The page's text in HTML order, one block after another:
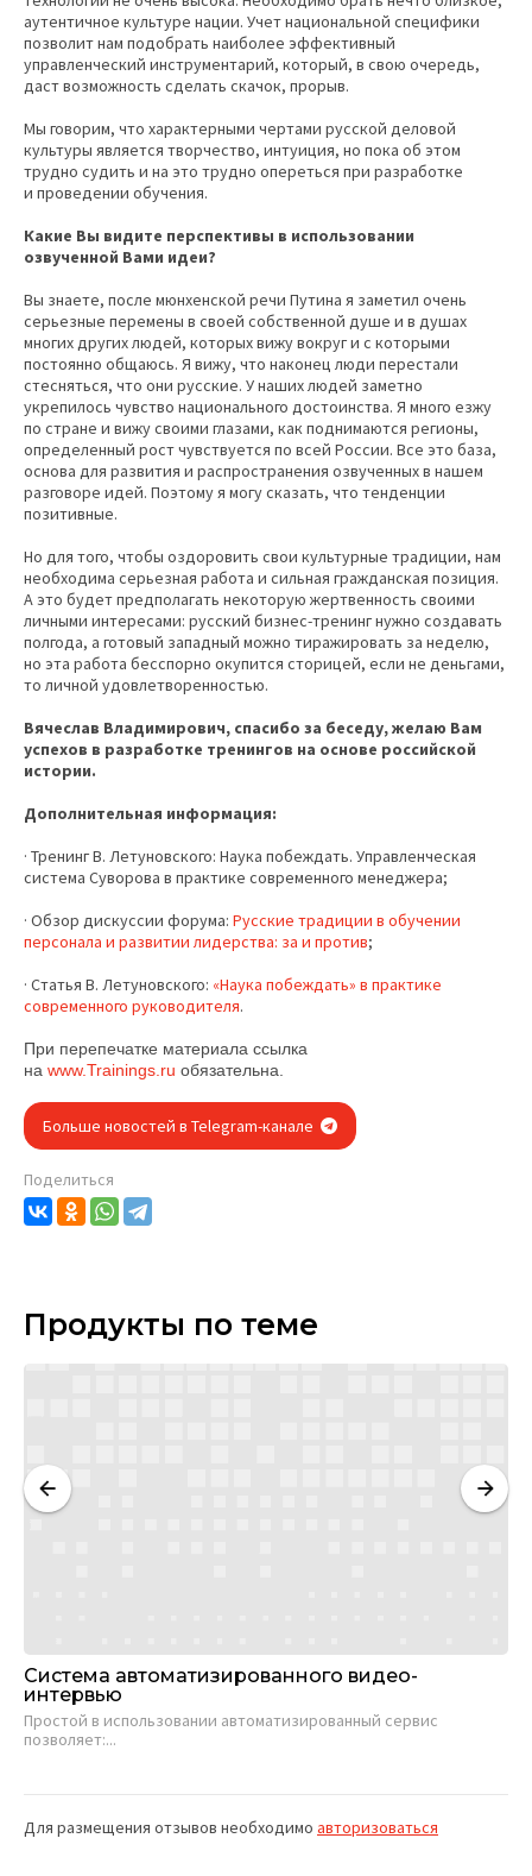
аутентичное культуре нации. Учет национальной специфики
позволит нам подобрать наиболее эффективный
управленческий инструментарий, который, в свою очередь,
даст возможность сделать скачок, прорыв.
Мы говорим, что характерными чертами русской деловой
культуры является творчество, интуиция, но пока об этом
трудно судить и на это трудно опереться при разработке
и проведении обучения.
Какие Вы видите перспективы в использовании
озвученной Вами идеи?
Вы знаете, после мюнхенской речи Путина я заметил очень
серьезные перемены в своей собственной душе и в душах
многих других людей, которых вижу вокруг и с которыми
постоянно общаюсь. Я вижу, что наконец люди перестали
стесняться, что они русские. У наших людей заметно
укрепилось чувство национального достоинства. Я много езжу
по стране и вижу своими глазами, как поднимаются регионы,
определенный рост чувствуется по всей России. Все это база,
основа для развития и распространения озвученных в нашем
разговоре идей. Поэтому я могу сказать, что тенденции
позитивные.
Но для того, чтобы оздоровить свои культурные традиции, нам
необходима серьезная работа и сильная гражданская позиция.
А это будет предполагать некоторую жертвенность своими
личными интересами: русский бизнес-тренинг нужно создавать
полгода, а готовый западный можно тиражировать за неделю,
но эта работа бесспорно окупится сторицей, если не деньгами,
то личной удовлетворенностью.
Вячеслав Владимирович, спасибо за беседу, желаю Вам
успехов в разработке тренингов на основе российской
истории.
Дополнительная информация:
· Тренинг В. Летуновского: Наука побеждать. Управленческая
система Суворова в практике современного менеджера;
· Обзор дискуссии форума: Русские традиции в обучении
персонала и развитии лидерства: за и против;
· Статья В. Летуновского: «Наука побеждать» в практике
современного руководителя.
При перепечатке материала ссылка
на www.Trainings.ru обязательна.
Больше новостей в Telegram-канале
Поделиться
Продукты по теме
Система автоматизированного видео-
интервью
Простой в использовании автоматизированный сервис
позволяет:...
Для размещения отзывов необходимо авторизоваться